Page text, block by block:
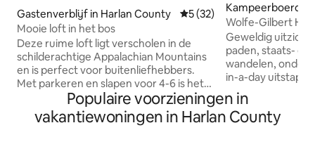
Gastenverblijf in Harlan County Gemiddelde beoordeling
5 (32)
Mooie loft in het bos
Deze ruime loft ligt verscholen in de
schilderachtige Appalachian Mountains
en is perfect voor buitenliefhebbers.
Met parkeren en slapen voor 4-6 is het
een ideale uitvalsbasis om nabijgelegen
meren, outlaw-paden of een paar
kilometer naar Black Mountain
n
Wolfe-Gilbert
boerderij
Geweldig uitzicht
paden, staats- en
wandelen,
in-a-day
mijn plek
bedden, de hoge
de brede open
Populaire voorzieningen in
vakantiewoningen in Harlan County